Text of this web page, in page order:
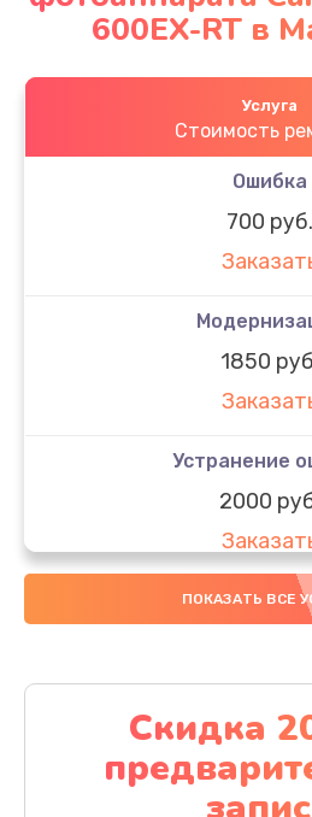
600EX-RT в
Услуга
Стоимость
Ошибка
700 руб.
1850
Устранение
2000
Ремонт после
Ремонт
1320
ПОКАЗАТЬ ВСЕ
Скидка